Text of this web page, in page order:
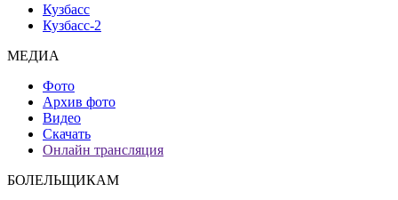
Кузбасс
Кузбасс-2
МЕДИА
Фото
Архив фото
Видео
Скачать
Онлайн трансляция
БОЛЕЛЬЩИКАМ